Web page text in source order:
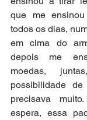
que me
todos os dias,
em cima do
depois me
moedas,
possibilidade
precisava
espera, essa